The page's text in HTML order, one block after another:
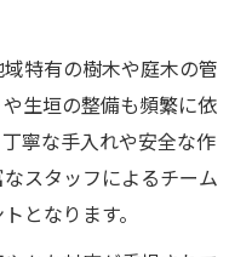
特有の樹木や庭木の管
生垣の整備も頻繁に依
寧な手入れや安全な作
スタッフによるチーム
となります。